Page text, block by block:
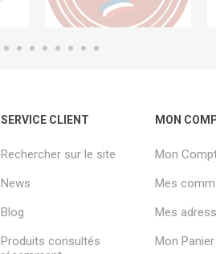
SERVICE CLIENT
Rechercher sur le site
News
Blog
Produits consultés
MON
Mon
Mes
Mes
Mon Panier